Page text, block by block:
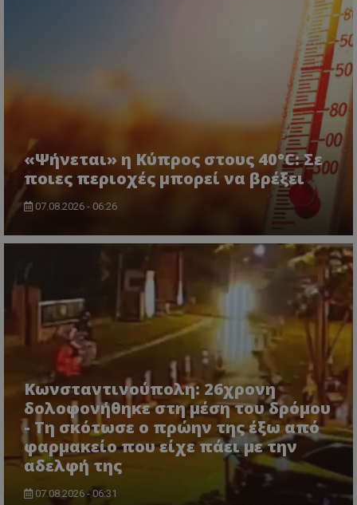
«Ψήνεται» η Κύπρος στους 40°C: Σε
ποιες περιοχές μπορεί να βρέξει
07.08.2026 - 06:26
Κωνσταντινούπολη: 26χρονη
δολοφονήθηκε στη μέση του δρόμου
- Τη σκότωσε ο πρώην της έξω από
φαρμακείο που είχε πάει με την
αδελφή της
07.08.2026 - 06:31